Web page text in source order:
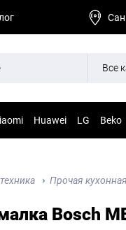
Все
Huawei LG Beko
Прочая
Bosch